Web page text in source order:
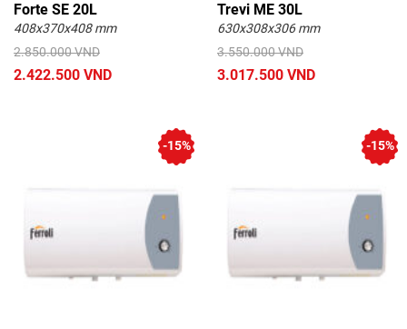
Forte SE 20L
408x370x408 mm
2.850.000 VND
2.422.500 VND
Trevi ME 30L
630x308x306 mm
3.550.000 VND
3.017.500 VND
-15% -15%